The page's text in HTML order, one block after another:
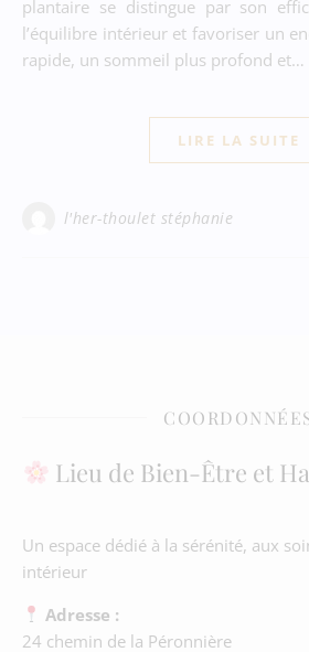
plantaire se distingue par son
l’équilibre intérieur et favoriser un
rapide, un sommeil plus profond et…
LIRE LA SUITE
l'her-thoulet stéphanie
Lieu de Bien-Être et
Un espace dédié à la sérénité, aux
intérieur
Adresse :
24 chemin de la Péronnière